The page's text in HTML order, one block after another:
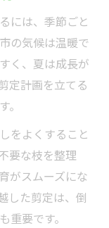
には、季節ごと
の気候は温暖で
く、夏は成長が
定計画を立てる
をよくすること
要な枝を整理
がスムーズにな
した剪定は、倒
要です。